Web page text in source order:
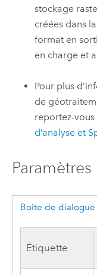
stockage
créées dans
format en
en charge et
Pour plus
de
reportez-
d’analyse et
Paramètres
Boîte de dialogue
Étiquette